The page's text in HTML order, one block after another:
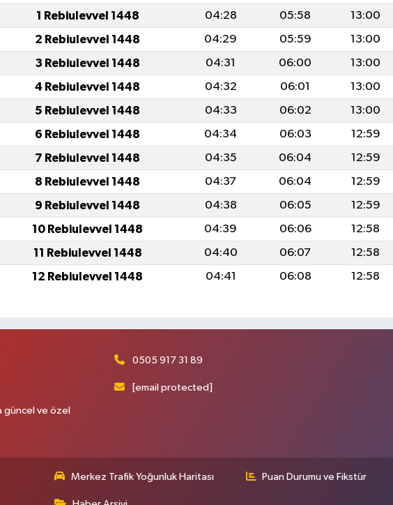
1 Rebiulevvel 1448 04:28 05:58 13:00
2 Rebiulevvel 1448 04:29 05:59 13:00
3 Rebiulevvel 1448 04:31 06:00 13:00
4 Rebiulevvel 1448 04:32 06:01 13:00
5 Rebiulevvel 1448 04:33 06:02 13:00
6 Rebiulevvel 1448 04:34 06:03 12:59
7 Rebiulevvel 1448 04:35 06:04 12:59
8 Rebiulevvel 1448 04:37 06:04 12:59
9 Rebiulevvel 1448 04:38 06:05 12:59
10 Rebiulevvel 1448 04:39 06:06 12:58
11 Rebiulevvel 1448 04:40 06:07 12:58
12 Rebiulevvel 1448 04:41 06:08 12:58
güncel ve özel
0505 917 31 89
[email protected]
Merkez Trafik Yoğunluk Haritası Puan Durumu ve Fikstür